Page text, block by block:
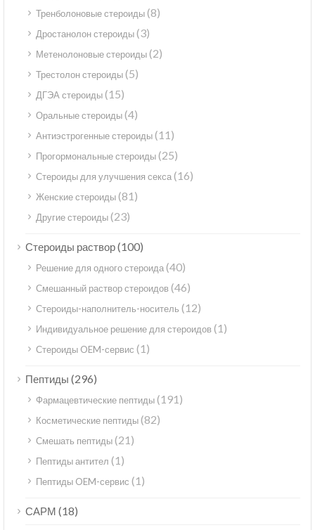
Тренболоновые стероиды(8)
Дростанолон стероиды(3)
Метенолоновые стероиды(2)
Трестолон стероиды(5)
ДГЭА стероиды(15)
Оральные стероиды(4)
Антиэстрогенные стероиды(11)
Прогормональные стероиды(25)
Стероиды для улучшения секса(16)
Женские стероиды(81)
Другие стероиды(23)
Стероиды раствор(100)
Решение для одного стероида(40)
Смешанный раствор стероидов (46)
Стероиды-наполнитель-носитель (12)
Индивидуальное решение для стероидов (1)
Стероиды OEM-сервис (1)
Пептиды (296)
Фармацевтические пептиды(191)
Косметические пептиды(82)
Смешать пептиды(21)
Пептиды антител (1)
Пептиды OEM-сервис (1)
САРМ (18)